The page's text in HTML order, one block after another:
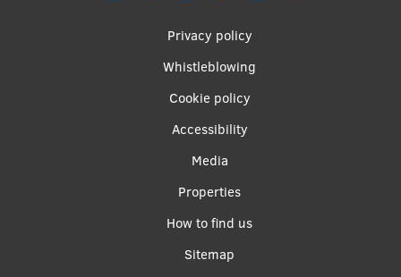
Privacy policy
Whistleblowing
Cookie policy
Accessibility
Media
Properties
How to find us
Sitemap